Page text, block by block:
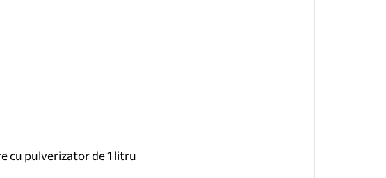
cu pulverizator de 1 litru